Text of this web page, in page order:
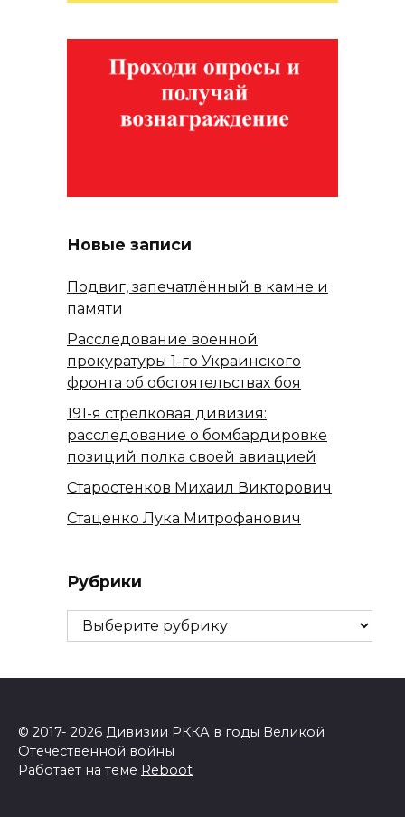
Новые записи
Подвиг, запечатлённый в камне и
памяти
Расследование военной
прокуратуры 1-го Украинского
фронта об обстоятельствах боя
191-я стрелковая дивизия:
расследование о бомбардировке
позиций полка своей авиацией
Старостенков Михаил Викторович
Стаценко Лука Митрофанович
Рубрики
Рубрики
© 2017- 2026 Дивизии РККА в годы Великой
Отечественной войны
Работает на теме Reboot